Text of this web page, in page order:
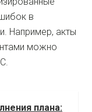
в
Например, акты
можно
плана: